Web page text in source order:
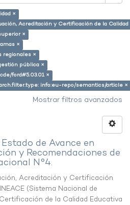
×
Acreditación y Certificación de la
×
×
regionales ×
pública ×
ford#5.03.01 ×
info:eu-repo/semantics/article ×
Mostrar filtros avanzados
de Avance en
y Recomendaciones de
N°4.
Acreditación y Certificación
(Sistema Nacional de
de la Calidad Educativa